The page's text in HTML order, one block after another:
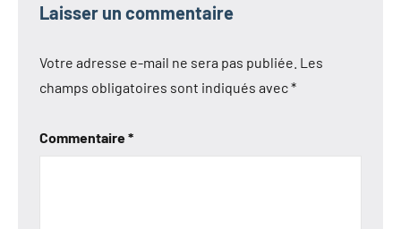
Laisser un commentaire
Votre adresse e-mail ne sera pas publiée. Les
champs obligatoires sont indiqués avec*
Commentaire*